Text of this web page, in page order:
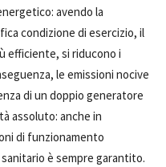
avendo la
condizione di esercizio, il
efficiente, si riducono i
le emissioni nocive
di un doppio generatore
assoluto: anche in
di funzionamento
è sempre garantito.